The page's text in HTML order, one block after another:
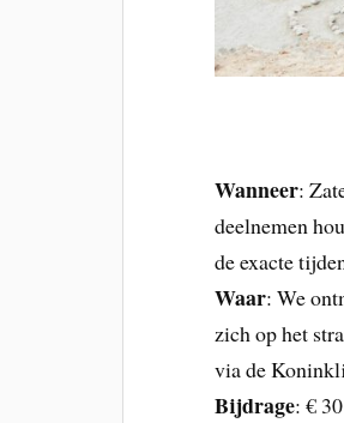
Wanneer:
deelnemen
de exacte
Waar: We
zich op het
via de
Bijdrage: €